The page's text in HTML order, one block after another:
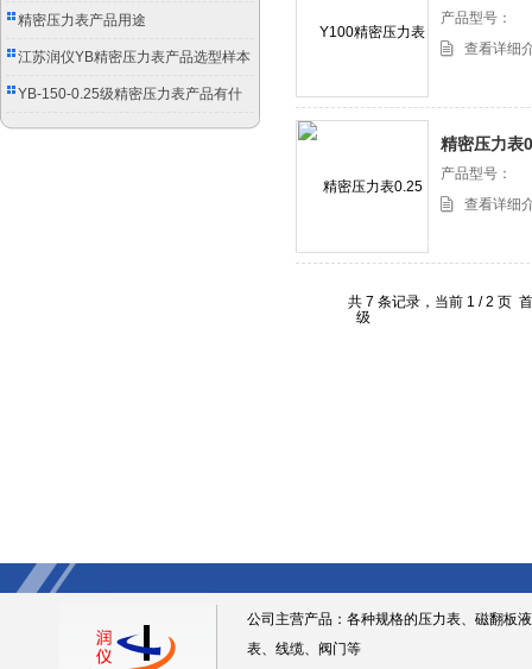
精密压力表产品用途
江苏润仪YB精密压力表产品选型样本
YB-150-0.25级精密压力表产品有什
么特点？
产品型号：
查看详细
精密压力表
产品型号：
查看详细
共 7 条记录，当前 1 / 2 页
公司主营产品：各种规格的压力表、磁翻板
表、线缆、阀门等